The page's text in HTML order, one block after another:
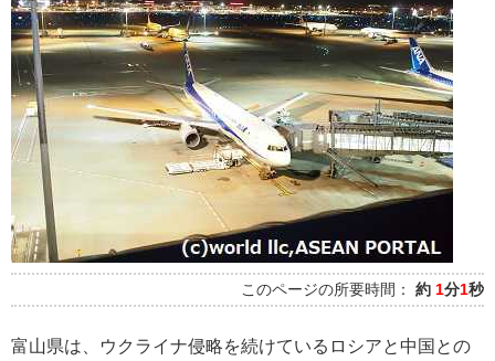
このページの所要時間： 約 1分1秒
富山県は、ウクライナ侵略を続けているロシアと中国との